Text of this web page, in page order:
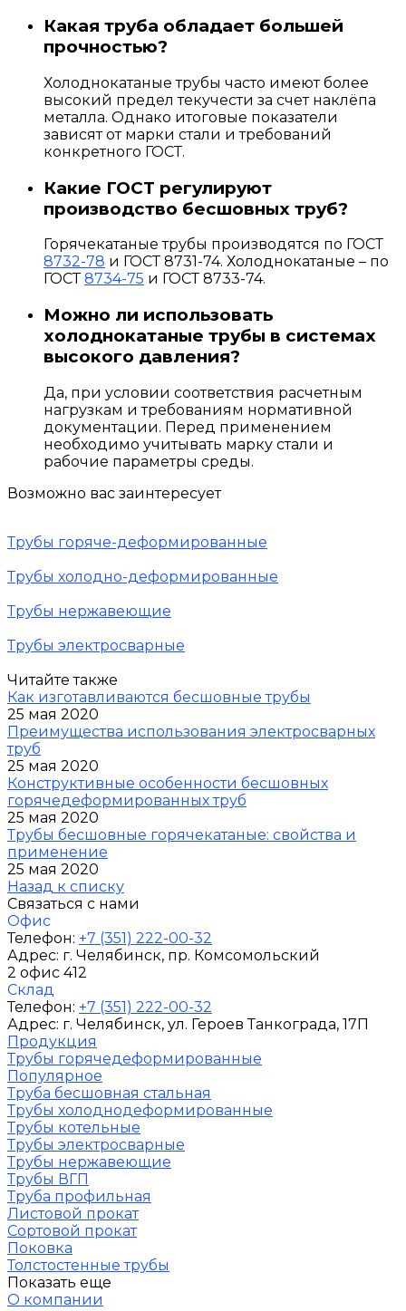
Какая труба обладает большей
прочностью?
Холоднокатаные трубы часто имеют более
высокий предел текучести за счет наклёпа
металла. Однако итоговые показатели
зависят от марки стали и требований
конкретного ГОСТ.
Какие ГОСТ регулируют
производство бесшовных труб?
Горячекатаные трубы производятся по ГОСТ
8732-78 и ГОСТ 8731-74. Холоднокатаные – по
ГОСТ 8734-75 и ГОСТ 8733-74.
Можно ли использовать
холоднокатаные трубы в системах
высокого давления?
Да, при условии соответствия расчетным
нагрузкам и требованиям нормативной
документации. Перед применением
необходимо учитывать марку стали и
рабочие параметры среды.
Возможно вас заинтересует
Трубы горяче-деформированные
Трубы холодно-деформированные
Трубы нержавеющие
Трубы электросварные
Читайте также
Как изготавливаются бесшовные трубы
25 мая 2020
Преимущества использования электросварных
труб
25 мая 2020
Конструктивные особенности бесшовных
горячедеформированных труб
25 мая 2020
Трубы бесшовные горячекатаные: свойства и
применение
25 мая 2020
Назад к списку
Связаться с нами
Офис
Телефон: +7 (351) 222-00-32
Адрес: г. Челябинск, пр. Комсомольский
2 офис 412
Склад
Телефон: +7 (351) 222-00-32
Адрес: г. Челябинск, ул. Героев Танкограда, 17П
Продукция
Трубы горячедеформированные
Популярное
Труба бесшовная стальная
Трубы холоднодеформированные
Трубы котельные
Трубы электросварные
Трубы нержавеющие
Трубы ВГП
Труба профильная
Листовой прокат
Сортовой прокат
Поковка
Толстостенные трубы
Показать еще
О компании